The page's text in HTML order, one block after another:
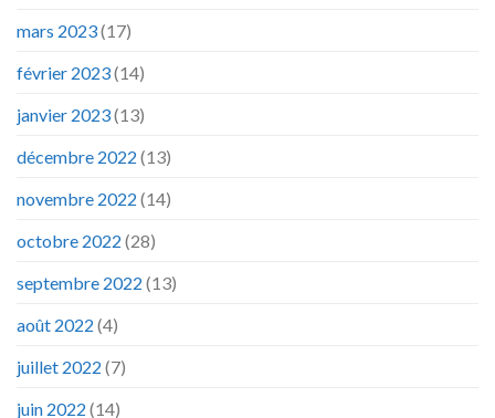
mars 2023(17)
février 2023(14)
janvier 2023(13)
décembre 2022 (13)
novembre 2022 (14)
octobre 2022 (28)
septembre 2022 (13)
août 2022 (4)
juillet 2022 (7)
juin 2022 (14)